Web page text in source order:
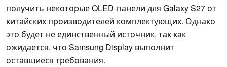
получить некоторые OLED-панели для Galaxy S27 от
китайских производителей комплектующих. Однако
это будет не единственный источник, так как
ожидается, что Samsung Display выполнит
оставшиеся требования.